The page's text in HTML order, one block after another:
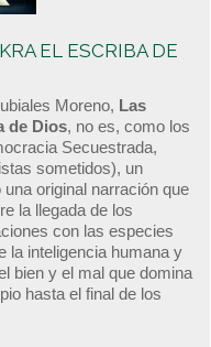
EL ESCRIBA DE
Moreno, Las
de Dios, no es, como los
Secuestrada,
sometidos), un
original narración que
la llegada de los
con las especies
la inteligencia humana y
bien y el mal que domina
hasta el final de los